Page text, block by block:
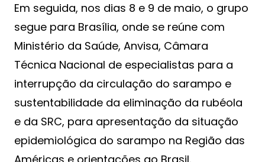
Em seguida, nos dias 8 e 9 de maio, o grupo
segue para Brasília, onde se reúne com
Ministério da Saúde, Anvisa, Câmara
Técnica Nacional de especialistas para a
interrupção da circulação do sarampo e
sustentabilidade da eliminação da rubéola
e da SRC, para apresentação da situação
epidemiológica do sarampo na Região das